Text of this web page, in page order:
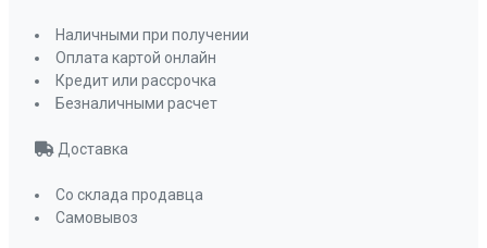
1,75 кВт
Мощность конфорок, кВт: задняя
2.5 кВт
ПРОМО Скидка
Наличными при получении
Оплата картой онлайн
Кредит или рассрочка
Безналичными расчет
Доставка
Со склада продавца
Самовывоз